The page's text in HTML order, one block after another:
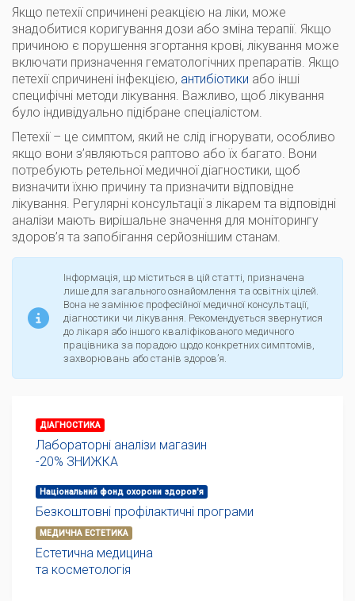
Якщо петехії спричинені реакцією на ліки, може
знадобитися коригування дози або зміна терапії. Якщо
причиною є порушення згортання крові, лікування може
включати призначення гематологічних препаратів. Якщо
петехії спричинені інфекцією, антибіотики або інші
специфічні методи лікування. Важливо, щоб лікування
було індивідуально підібране спеціалістом.
Петехії – це симптом, який не слід ігнорувати, особливо
якщо вони з’являються раптово або їх багато. Вони
потребують ретельної медичної діагностики, щоб
визначити їхню причину та призначити відповідне
лікування. Регулярні консультації з лікарем та відповідні
аналізи мають вирішальне значення для моніторингу
здоров’я та запобігання серйознішим станам.
Інформація, що міститься в цій статті, призначена
лише для загального ознайомлення та освітніх цілей.
Вона не замінює професійної медичної консультації,
діагностики чи лікування. Рекомендується звернутися
до лікаря або іншого кваліфікованого медичного
працівника за порадою щодо конкретних симптомів,
захворювань або станів здоров’я.
ДІАГНОСТИКА
Лабораторні аналізи магазин
-20% ЗНИЖКА
Національний фонд охорони здоров'я
Безкоштовні профілактичні програми
МЕДИЧНА ЕСТЕТИКА
Естетична медицина
та косметологія